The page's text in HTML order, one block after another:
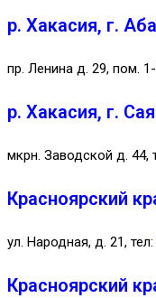
р. Хакасия, г.
пр. Ленина д. 29, пом.
р. Хакасия, г.
мкрн. Заводской д. 44,
Красноярский
ул. Народная, д. 21, тел:
Красноярский